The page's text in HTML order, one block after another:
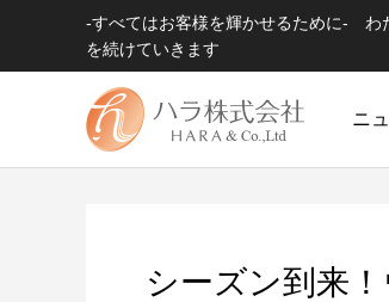
-すべてはお客様を輝かせるために- わ
を続けていきます
ニ
シーズン到来